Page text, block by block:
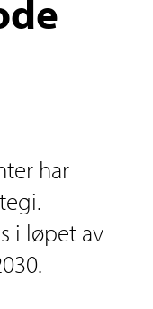
har
i løpet av